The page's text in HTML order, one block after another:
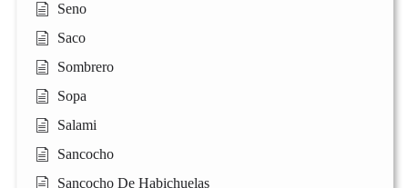
Seno
Saco
Sombrero
Sopa
Salami
Sancocho
Sancocho De Habichuelas